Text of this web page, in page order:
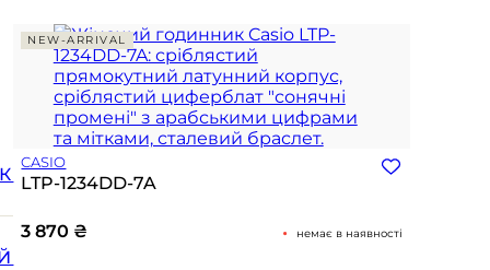
NEW-ARRIVAL
CASIO
LTP-1234DD-7A
3 870 ₴ немає в наявності